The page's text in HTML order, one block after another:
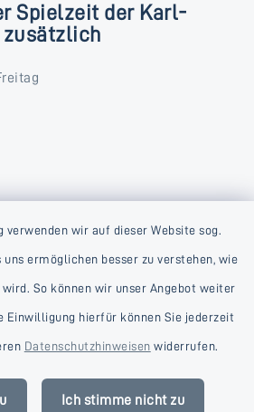
verwenden wir auf dieser Website sog.
uns ermöglichen besser zu verstehen, wie
So können wir unser Angebot weiter
Einwilligung hierfür können Sie jederzeit
Datenschutzhinweisen widerrufen.
Ich stimme nicht zu
Spielzeit der Karl-
zusätzlich
Kontakt